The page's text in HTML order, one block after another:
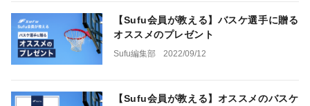
【Sufu会員が教える】バスケ選手に贈る
オススメのプレゼント
Sufu編集部 2022/09/12
【Sufu会員が教える】オススメのバスケ